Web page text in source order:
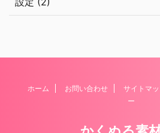
ホーム お問い合わせ サイトマ
ー